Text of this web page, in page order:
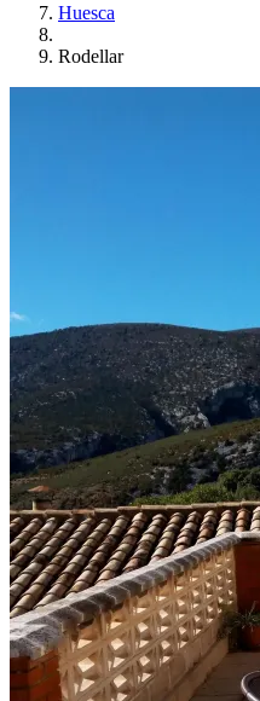
Huesca
Rodellar